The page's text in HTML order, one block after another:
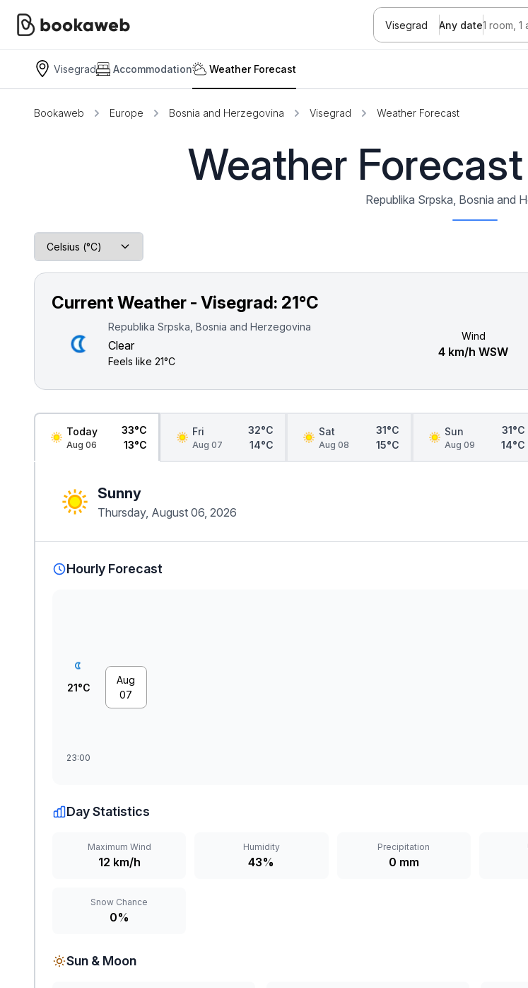
Visegrad Any date1 room, 1
Visegrad Accommodation Weather Forecast
Bookaweb Europe Bosnia and Herzegovina Visegrad Weather Forecast
Weather
Republika Srpska, Bosnia and
Current Weather - Visegrad: 21°C
Republika Srpska, Bosnia and Herzegovina
Clear
Feels like 21°C
Wind
4 km/h WSW
Today
Aug 06
33°C
13°C
Fri
Aug 07
32°C
14°C
Sat
Aug 08
31°C
15°C
Sun
Aug 09
31°C
14°C
Sunny
Thursday, August 06, 2026
Hourly Forecast
21°C
23:00
Aug
07
Day Statistics
Maximum Wind
12 km/h
Humidity
43%
Precipitation
0 mm
Snow Chance
0%
Sun & Moon